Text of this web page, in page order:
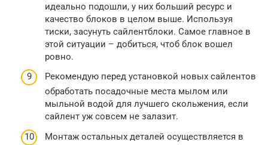
идеально подошли, у них больший ресурс и
качество блоков в целом выше. Используя
тиски, засунуть сайлентблоки. Самое главное в
этой ситуации – добиться, чтоб блок вошел
ровно.
Рекомендую перед установкой новых сайлентов
обработать посадочные места мылом или
мыльной водой для лучшего скольжения, если
сайлент уж совсем не залазит.
Монтаж остальных деталей осуществляется в